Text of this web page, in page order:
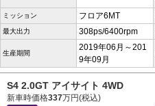
ミッション フロア6MT
最大出力 308ps/6400rpm
生産期間
2019年06月～201
9年09月
S4 2.0GT アイサイト 4WD
新車時価格337万円(税込)